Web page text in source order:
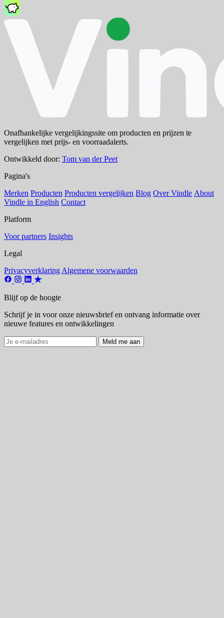
Onafhankelijke vergelijkingssite om producten en prijzen te
vergelijken met prijs- en voorraadalerts.
Ontwikkeld door: Tom van der Peet
Pagina's
Merken Producten Producten vergelijken Blog Over Vindle About
Vindle in English Contact
Platform
Voor partners Insights
Legal
Privacyverklaring Algemene voorwaarden
Blijf op de hoogte
Schrijf je in voor onze nieuwsbrief en ontvang informatie over
nieuwe features en ontwikkelingen
Meld me aan